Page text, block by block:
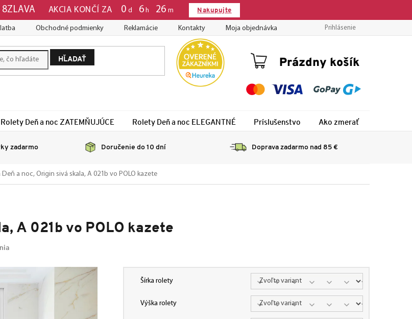
AKCIA KONČÍ ZA 0 d 6 h 26 m Nakupujte
Obchodné podmienky Reklamácie Kontakty Moja objednávka Prihlásenie
HĽADAŤ
Nákupný
Prázdny košík
Rolety Deň a noc ZATEMŇUJÚCE Rolety Deň a noc ELEGANTNÉ Príslušenstvo Ako zmerať
zadarmo Doručenie do 10 dní Doprava zadarmo nad 85 €
Deň a noc, Origin sivá skala, A 021b vo POLO kazete
A 021b vo POLO kazete
Šírka rolety
Výška rolety